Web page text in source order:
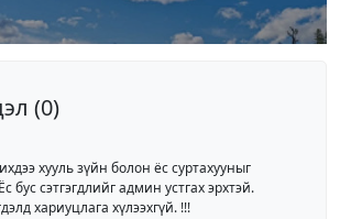
(0)
хууль зүйн болон ёс суртахууныг
бус сэтгэгдлийг админ устгах эрхтэй.
хариуцлага хүлээхгүй. !!!